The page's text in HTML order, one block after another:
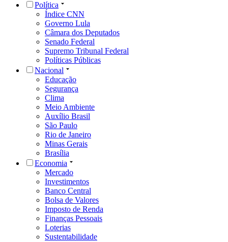
Política
Índice CNN
Governo Lula
Câmara dos Deputados
Senado Federal
Supremo Tribunal Federal
Políticas Públicas
Nacional
Educação
Segurança
Clima
Meio Ambiente
Auxílio Brasil
São Paulo
Rio de Janeiro
Minas Gerais
Brasília
Economia
Mercado
Investimentos
Banco Central
Bolsa de Valores
Imposto de Renda
Finanças Pessoais
Loterias
Sustentabilidade